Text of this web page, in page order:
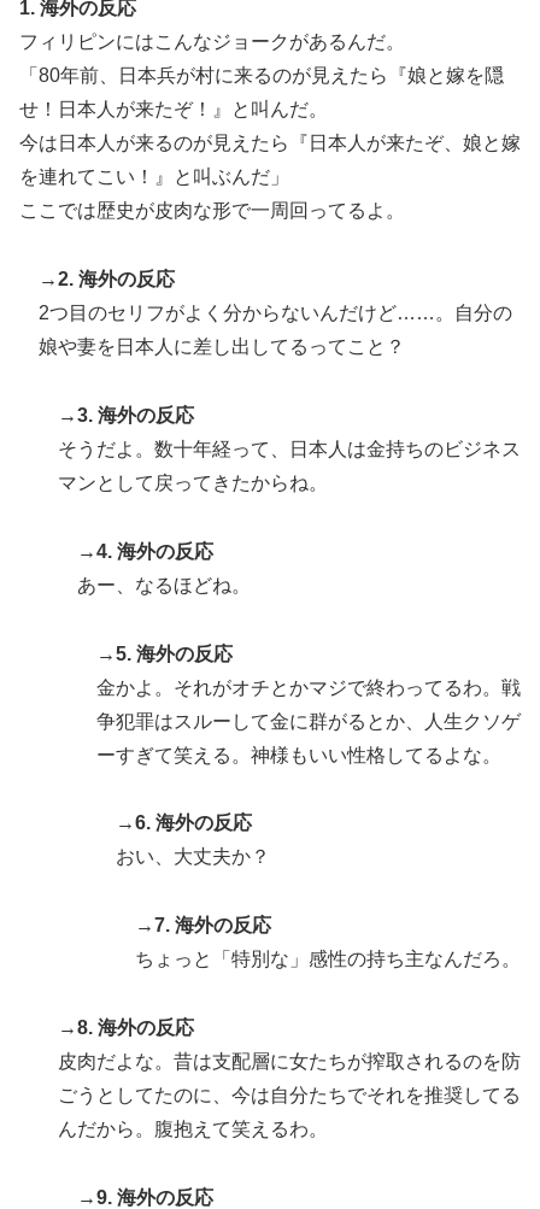
1. 海外の反応
フィリピンにはこんなジョークがあるんだ。
「80年前、日本兵が村に来るのが見えたら『娘と嫁を隠
せ！日本人が来たぞ！』と叫んだ。
今は日本人が来るのが見えたら『日本人が来たぞ、娘と嫁
を連れてこい！』と叫ぶんだ」
ここでは歴史が皮肉な形で一周回ってるよ。
→2. 海外の反応
2つ目のセリフがよく分からないんだけど……。自分の
娘や妻を日本人に差し出してるってこと？
→3. 海外の反応
そうだよ。数十年経って、日本人は金持ちのビジネス
マンとして戻ってきたからね。
→4. 海外の反応
あー、なるほどね。
→5. 海外の反応
金かよ。それがオチとかマジで終わってるわ。戦
争犯罪はスルーして金に群がるとか、人生クソゲ
ーすぎて笑える。神様もいい性格してるよな。
→6. 海外の反応
おい、大丈夫か？
→7. 海外の反応
ちょっと「特別な」感性の持ち主なんだろ。
→8. 海外の反応
皮肉だよな。昔は支配層に女たちが搾取されるのを防
ごうとしてたのに、今は自分たちでそれを推奨してる
んだから。腹抱えて笑えるわ。
→9. 海外の反応